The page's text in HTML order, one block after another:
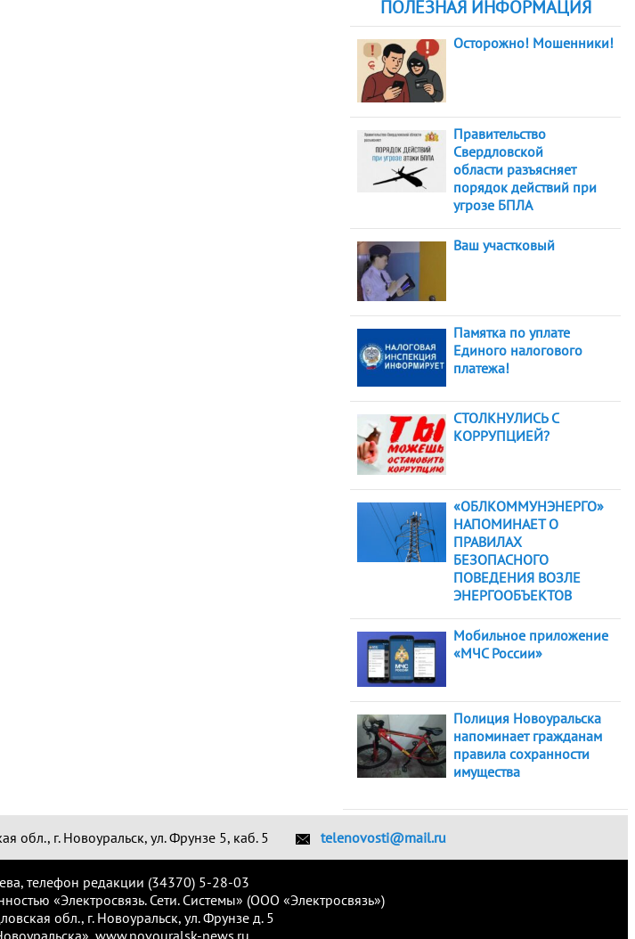
ПОЛЕЗНАЯ ИНФОРМАЦИЯ
Осторожно! Мошенники!
Правительство
Свердловской
области разъясняет
порядок действий при
угрозе БПЛА
Ваш участковый
Памятка по уплате
Единого налогового
платежа!
СТОЛКНУЛИСЬ С
КОРРУПЦИЕЙ?
«ОБЛКОММУНЭНЕРГО»
НАПОМИНАЕТ О
ПРАВИЛАХ
БЕЗОПАСНОГО
ПОВЕДЕНИЯ ВОЗЛЕ
ЭНЕРГООБЪЕКТОВ
Мобильное приложение
«МЧС России»
Полиция Новоуральска
напоминает гражданам
правила сохранности
имущества
обл., г. Новоуральск, ул. Фрунзе 5, каб. 5 telenovosti@mail.ru
телефон редакции (34370) 5-28-03
«Электросвязь. Сети. Системы» (ООО «Электросвязь»)
обл., г. Новоуральск, ул. Фрунзе д. 5